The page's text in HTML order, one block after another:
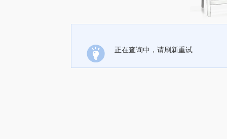
正在查询中，请刷新重试